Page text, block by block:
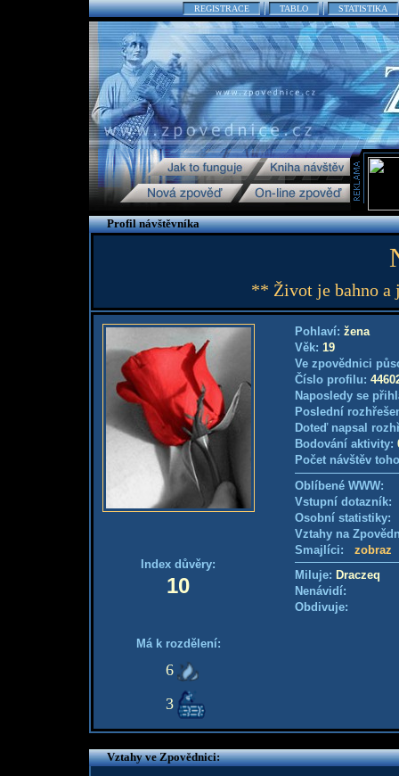
REGISTRACE TABLO STATISTIKA
Profil návštěvníka
** Život je bahno a
Index důvěry:
10
Má k rozdělení:
6
3
Pohlaví: žena
Věk: 19
Ve zpovědnici
Číslo profilu:
Naposledy se
Poslední
Doteď napsal
Bodování aktivity:
Počet návštěv
Oblíbené WWW:
Vstupní
Osobní
Vztahy na
Smajlíci: zobraz
Miluje: Draczeq
Nenávidí:
Obdivuje:
Vztahy ve Zpovědnici: